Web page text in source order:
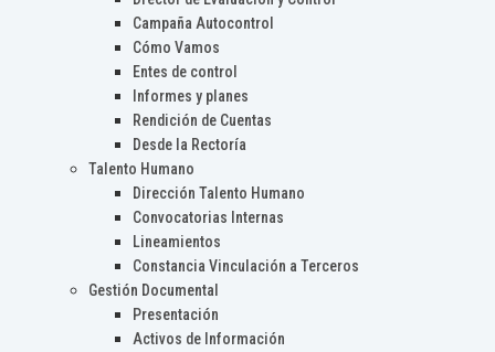
Campaña Autocontrol
Cómo Vamos
Entes de control
Informes y planes
Rendición de Cuentas
Desde la Rectoría
Talento Humano
Dirección Talento Humano
Convocatorias Internas
Lineamientos
Constancia Vinculación a Terceros
Gestión Documental
Presentación
Activos de Información